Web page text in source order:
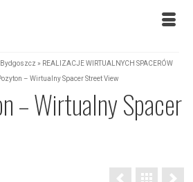
Bydgoszcz » REALIZACJE WIRTUALNYCH SPACERÓW
– Wirtualny Spacer Street View
– Wirtualny Spacer